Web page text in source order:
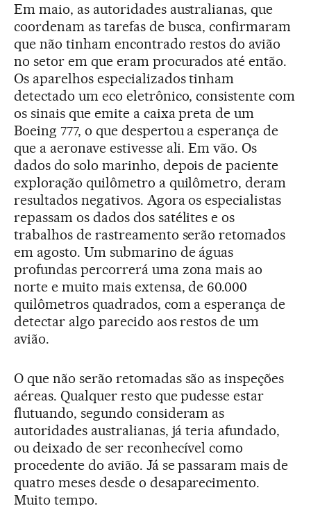
Em maio, as autoridades australianas, que
coordenam as tarefas de busca, confirmaram
que não tinham encontrado restos do avião
no setor em que eram procurados até então.
Os aparelhos especializados tinham
detectado um eco eletrônico, consistente com
os sinais que emite a caixa preta de um
Boeing 777, o que despertou a esperança de
que a aeronave estivesse ali. Em vão. Os
dados do solo marinho, depois de paciente
exploração quilômetro a quilômetro, deram
resultados negativos. Agora os especialistas
repassam os dados dos satélites e os
trabalhos de rastreamento serão retomados
em agosto. Um submarino de águas
profundas percorrerá uma zona mais ao
norte e muito mais extensa, de 60.000
quilômetros quadrados, com a esperança de
detectar algo parecido aos restos de um
avião.
O que não serão retomadas são as inspeções
aéreas. Qualquer resto que pudesse estar
flutuando, segundo consideram as
autoridades australianas, já teria afundado,
ou deixado de ser reconhecível como
procedente do avião. Já se passaram mais de
quatro meses desde o desaparecimento.
Muito tempo.